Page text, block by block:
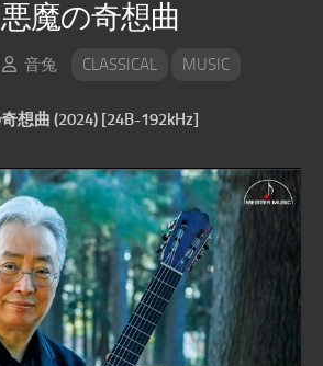
魔の奇想曲
音兔 CLASSICAL MUSIC
想曲 (2024) [24B-192kHz]